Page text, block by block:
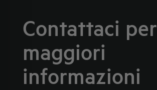
Contattaci per
maggiori
informazioni